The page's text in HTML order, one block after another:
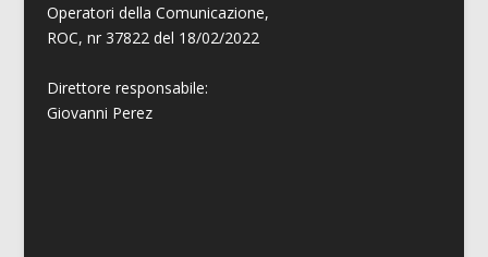
Operatori della Comunicazione,
ROC, nr 37822 del 18/02/2022
Direttore responsabile:
Giovanni Perez